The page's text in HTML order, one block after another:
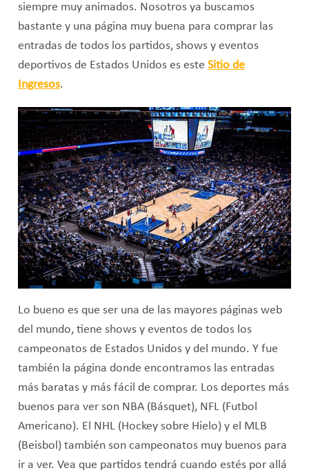
siempre muy animados. Nosotros ya buscamos
bastante y una página muy buena para comprar las
entradas de todos los partidos, shows y eventos
deportivos de Estados Unidos es este Sitio de
Ingresos.
Lo bueno es que ser una de las mayores páginas web
del mundo, tiene shows y eventos de todos los
campeonatos de Estados Unidos y del mundo. Y fue
también la página donde encontramos las entradas
más baratas y más fácil de comprar. Los deportes más
buenos para ver son NBA (Básquet), NFL (Futbol
Americano). El NHL (Hockey sobre Hielo) y el MLB
(Beisbol) también son campeonatos muy buenos para
ir a ver. Vea que partidos tendrá cuando estés por allá